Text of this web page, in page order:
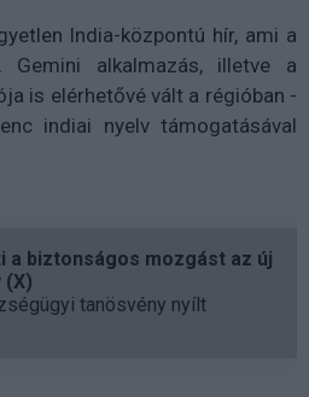
India-központú hír, ami a
Gemini alkalmazás, illetve a
is elérhetővé vált a régióban -
indiai nyelv támogatásával
biztonságos mozgást az új
(X)
tanösvény nyílt